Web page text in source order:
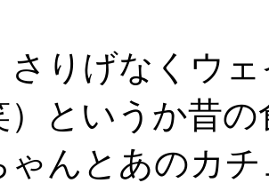
さりげなくウ
）というか昔
ゃんとあのカ